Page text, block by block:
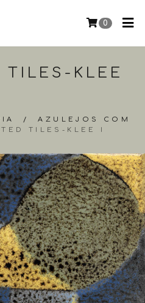
0
TILES-KLEE
/AZULEJOS COM
TILES-KLEE I